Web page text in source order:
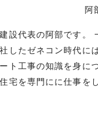
阿
設代表の阿部です。
したゼネコン時代に
ト工事の知識を身に
宅を専門にに仕事を